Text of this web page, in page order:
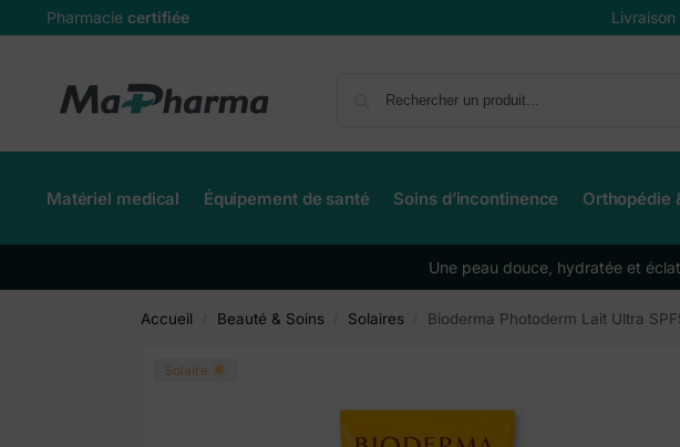
Pharmacie certifiée Livraison
Matériel medical Équipement de santé Soins d’incontinence Orthopédie
Une peau douce, hydratée et
Accueil Beauté & Soins Solaires Bioderma Photoderm Lait Ultra
Solaire